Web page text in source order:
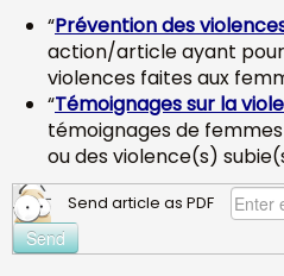
“Prévention des
action/article ayant
violences faites aux
“Témoignages sur la
témoignages de
ou des violence(s)
Send article as PDF